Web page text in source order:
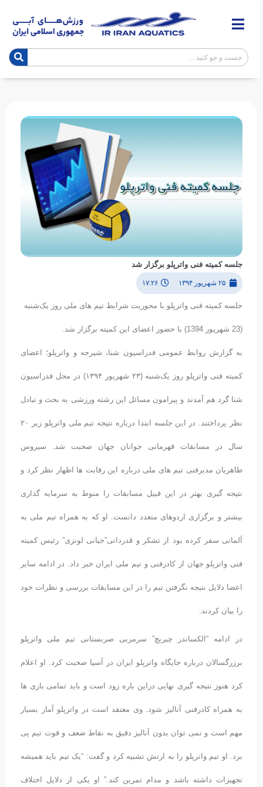
جلسه کمیته فنی واترپلو برگزار شد
۲۵ شهریور ۱۳۹۴ ۱۷:۲۶
جلسه کمیته فنی واترپلو با محوریت شرایط تیم های ملی روز یک‌شنبه
به گزارش روابط عمومی فدراسیون شنا، شیرجه و واترپلو؛ اعضای
کمیته فنی واترپلو روز یک‌شنبه (۲۳ شهریور ۱۳۹۴) در محل فدراسیون
شنا گرد هم آمدند و پیرامون مسائل این رشته ورزشی به بحث و تبادل
نظر پرداختند. در این جلسه ابتدا درباره نتیجه تیم ملی واترپلو زیر ۲۰
سال در مسابقات قهرمانی جوانان جهان صحبت شد. سیروس
طاهریان مدیرفنی تیم های ملی درباره این رقابت ها اظهار نظر کرد و
نتیجه گیری بهتر در این قبیل مسابقات را منوط به سرمایه گذاری
بیشتر و برگزاری اردوهای متعدد دانست. او که به همراه تیم ملی به
آلماتی سفر کرده بود از تشکر و قدردانی”جیانی لونزی” رئیس کمیته
فنی واترپلو جهان از کادرفنی و تیم ملی ایران خبر داد. در ادامه سایر
اعضا دلایل نتیجه نگرفتن تیم را در این مسابقات بررسی و نظرات خود
را بیان کردند.
در ادامه “الکساندر چیریچ” سرمربی صربستانی تیم ملی واترپلو
برزرگسالان درباره جایگاه واترپلو ایران در آسیا صحبت کرد. او اعلام
کرد هنوز نتیجه گیری نهایی دراین باره زود است و باید تمامی بازی ها
به همراه کادرفنی آنالیز شود. وی معتقد است در واترپلو آمار بسیار
مهم است و نمی توان بدون آنالیز دقیق به نقاط ضعف و قوت تیم پی
برد. او تیم واترپلو را به ارتش تشبیه کرد و گفت: “یک تیم باید همیشه
تجهیزات داشته باشد و مدام تمرین کند.” او یکی از دلایل اختلاف